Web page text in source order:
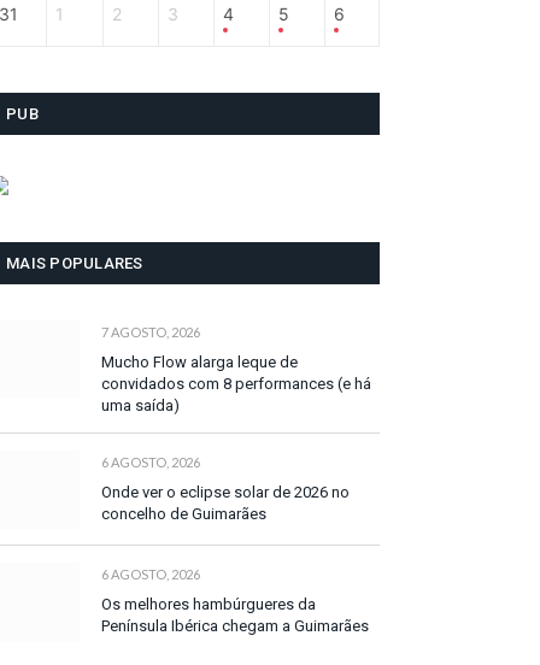
31 1 2 3 4 5 6
PUB
MAIS POPULARES
7 AGOSTO, 2026
Mucho Flow alarga leque de
convidados com 8 performances (e há
uma saída)
6 AGOSTO, 2026
Onde ver o eclipse solar de 2026 no
concelho de Guimarães
6 AGOSTO, 2026
Os melhores hambúrgueres da
Península Ibérica chegam a Guimarães